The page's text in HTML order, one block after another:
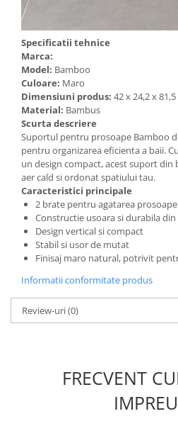
Specificatii tehnice
Marca:
Model: Bamboo
Culoare: Maro
Dimensiuni produs: 42 x 24,2 x
Material: Bambus
Scurta descriere
Suportul pentru prosoape Bamboo
pentru organizarea eficienta a baii.
un design compact, acest suport din
aer cald si ordonat spatiului tau.
Caracteristici principale
2 brate pentru agatarea
Constructie usoara si durabila
Design vertical si compact
Stabil si usor de mutat
Finisaj maro natural, potrivit
Informatii conformitate produs
Review-uri(0)
FRECVENT